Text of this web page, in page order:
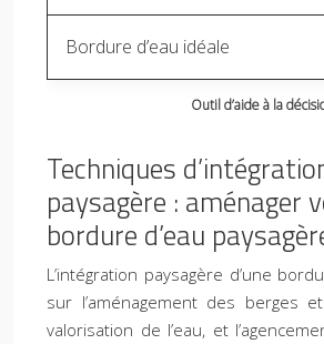
Outil d’aide à la
Bordure d’eau idéale
Techniques
paysagère : aménager
bordure d’eau
L’intégration paysagère d’une
sur l’aménagement des berges
valorisation de l’eau, et